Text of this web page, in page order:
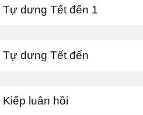
Tự dưng Tết đến 1
Tự dưng Tết đến
Kiếp luân hồi